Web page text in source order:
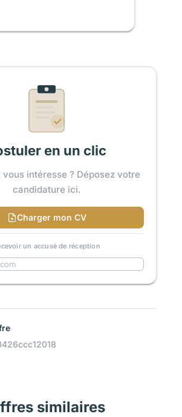
en un clic
intéresse ? Déposez votre
candidature ici.
Charger mon CV
un accusé de réception
similaires